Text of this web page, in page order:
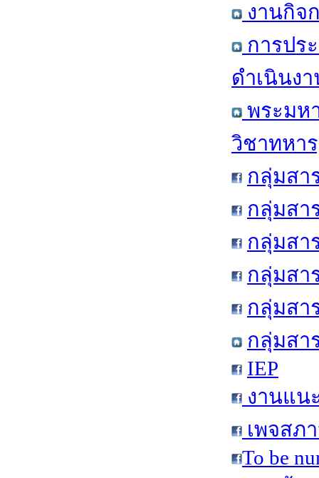
งานกิจ
การปร
ดำเนินง
พระมห
วิชาทหา
กลุ่มสา
กลุ่มสา
กลุ่มสา
กลุ่มสา
กลุ่มสา
กลุ่มสา
IEP
งานแน
เพจสภ
To be